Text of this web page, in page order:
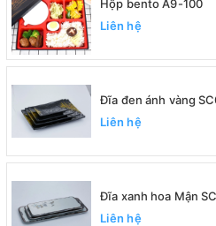
Hộp bento A9-100
Liên hệ
Đĩa đen ánh vàng
SC0391
Liên hệ
Đĩa xanh hoa Mận
Liên hệ